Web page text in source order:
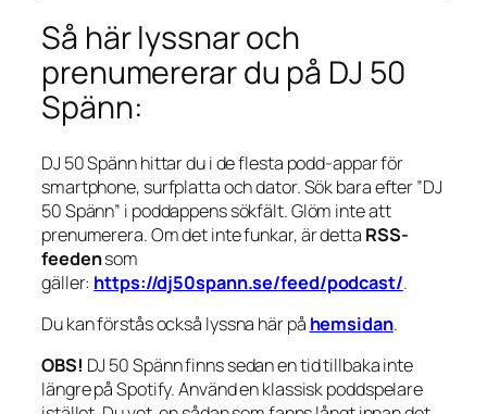
Så här lyssnar och
prenumererar du på DJ 50
Spänn:
DJ 50 Spänn hittar du i de flesta podd-appar för
smartphone, surfplatta och dator. Sök bara efter ”DJ
50 Spänn” i poddappens sökfält. Glöm inte att
prenumerera. Om det inte funkar, är detta RSS-
feedensom
gäller: https://dj50spann.se/feed/podcast/.
Du kan förstås också lyssna här på hemsidan.
OBS! DJ 50 Spänn finns sedan en tid tillbaka inte
längre på Spotify. Använd en klassisk poddspelare